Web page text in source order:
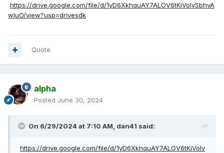
https://drive.google.com/file/d/1yD6XkhquAY7ALOV6tKiVolvSbhvA
wluO/view?usp=drivesdk
Quote
alpha
Posted June 30, 2024
On 6/29/2024 at 7:10 AM, dan41 said:
https://drive.google.com/file/d/1yD6XkhquAY7ALOV6tKiVolv